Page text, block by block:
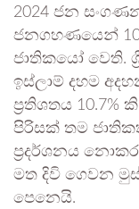
​2024 ජන
ජනගහණයෙන්
ජාතිකයෝ වෙති.
ඉස්ලාම් දහම
ප්‍රතිශතය
පිරිසක් තම
ප්‍රදර්ශනය
මත දිවි ගෙවන
පෙනෙයි.